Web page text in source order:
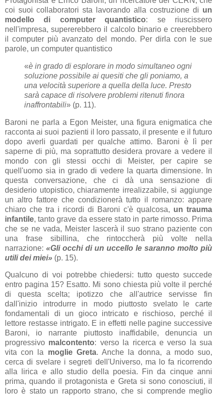
coi suoi collaboratori sta lavorando alla costruzione di un
modello di computer quantistico: se riuscissero
nell'impresa, supererebbero il calcolo binario e creerebbero
il computer più avanzato del mondo. Per dirla con le sue
parole, un computer quantistico
«è in grado di esplorare in modo simultaneo ogni
soluzione possibile ai quesiti che gli poniamo, a
una velocità superiore a quella della luce. Presto
sarà capace di risolvere problemi ritenuti finora
inaffrontabili» (p. 11).
Baroni ne parla a Egon Meister, una figura enigmatica che
racconta ai suoi pazienti il loro passato, il presente e il futuro
dopo averli guardati per qualche attimo. Baroni è lì per
saperne di più, ma soprattutto desidera provare a vedere il
mondo con gli stessi occhi di Meister, per capire se
quell'uomo sia in grado di vedere la quarta dimensione. In
questa conversazione, che ci dà una sensazione di
desiderio utopistico, chiaramente irrealizzabile, si aggiunge
un altro fattore che condizionerà tutto il romanzo: appare
chiaro che tra i ricordi di Baroni c'è qualcosa, un trauma
infantile, tanto grave da essere stato in parte rimosso. Prima
che se ne vada, Meister lascerà il suo strano paziente con
una frase sibillina, che rintoccherà più volte nella
narrazione: «Gli occhi di un uccello le saranno molto più
utili dei miei» (p. 15).
Qualcuno di voi potrebbe chiedersi: tutto questo succede
entro pagina 15? Esatto. Mi sono chiesta più volte il perché
di questa scelta; ipotizzo che all'autrice servisse fin
dall'inizio introdurre in modo piuttosto svelato le carte
fondamentali di un gioco intricato e rischioso, perché il
lettore restasse intrigato. E in effetti nelle pagine successive
Baroni, io narrante piuttosto inaffidabile, denuncia un
progressivo malcontento: verso la ricerca e verso la sua
vita con la moglie Greta. Anche la donna, a modo suo,
cerca di svelare i segreti dell'Universo, ma lo fa ricorrendo
alla lirica e allo studio della poesia. Fin da cinque anni
prima, quando il protagonista e Greta si sono conosciuti, il
loro è stato un rapporto strano, che si comprende meglio